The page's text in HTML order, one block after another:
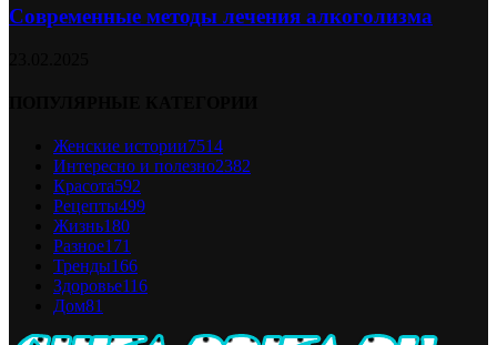
Современные методы лечения алкоголизма
Женские истории7514
Интересно и полезно2382
Красота592
Рецепты499
Жизнь180
Разное171
Тренды166
Здоровье116
Дом81